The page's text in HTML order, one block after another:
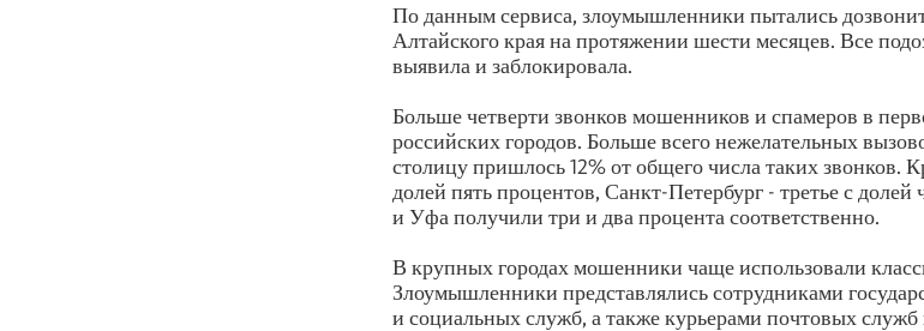
По данным сервиса, злоумышленники пытались
Алтайского края на протяжении шести месяцев. Все
выявила и заблокировала.
Больше четверти звонков мошенников и спамеров в
российских городов. Больше всего нежелательных
столицу пришлось 12% от общего числа таких звонков.
долей пять процентов, Санкт-Петербург - третье с
и Уфа получили три и два процента соответственно.
В крупных городах мошенники чаще использовали
Злоумышленники представлялись сотрудниками
и социальных служб, а также курьерами почтовых служб